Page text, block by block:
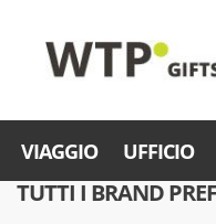
VIAGGIO UFFICIO
TUTTI I BRAND